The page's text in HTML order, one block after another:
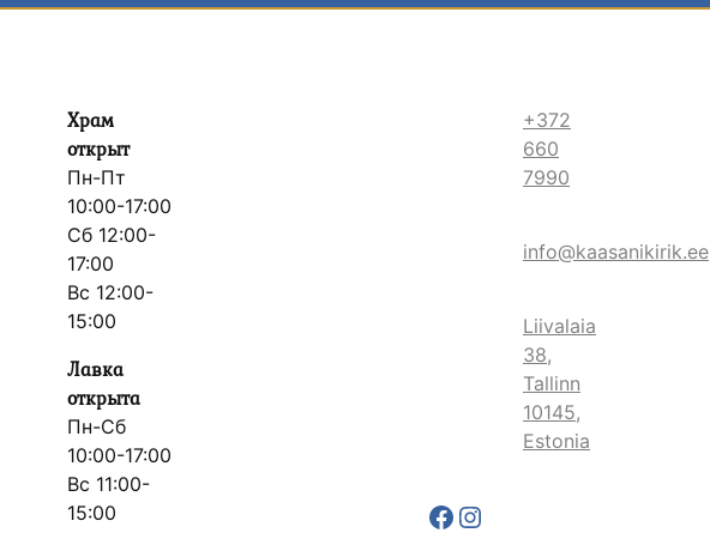
Храм
открыт
Пн-Пт
10:00-17:00
Сб 12:00-
17:00
Вс 12:00-
15:00
Лавка
открыта
Пн-Сб
10:00-17:00
Вс 11:00-
15:00
+372
660
7990
info@kaasanikirik.ee
Liivalaia
38,
Tallinn
10145,
Estonia
Facebook
Instagram